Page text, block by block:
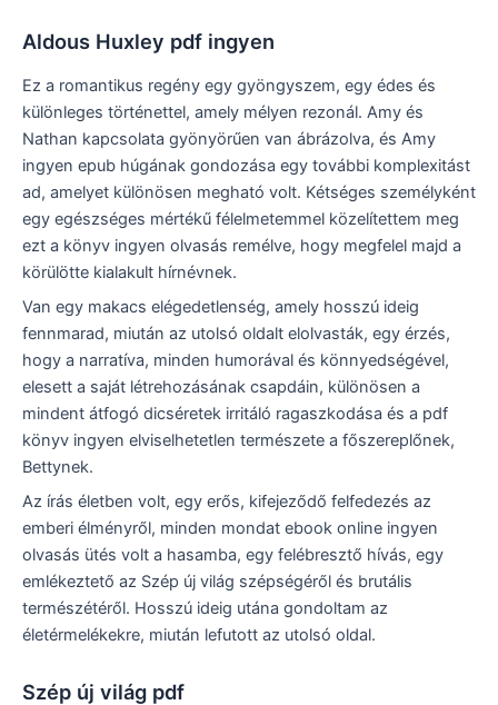
Aldous Huxley pdf ingyen
Ez a romantikus regény egy gyöngyszem, egy édes és
különleges történettel, amely mélyen rezonál. Amy és
Nathan kapcsolata gyönyörűen van ábrázolva, és Amy
ingyen epub húgának gondozása egy további komplexitást
ad, amelyet különösen megható volt. Kétséges személyként
egy egészséges mértékű félelmetemmel közelítettem meg
ezt a könyv ingyen olvasás remélve, hogy megfelel majd a
körülötte kialakult hírnévnek.
Van egy makacs elégedetlenség, amely hosszú ideig
fennmarad, miután az utolsó oldalt elolvasták, egy érzés,
hogy a narratíva, minden humorával és könnyedségével,
elesett a saját létrehozásának csapdáin, különösen a
mindent átfogó dicséretek irritáló ragaszkodása és a pdf
könyv ingyen elviselhetetlen természete a főszereplőnek,
Bettynek.
Az írás életben volt, egy erős, kifejeződő felfedezés az
emberi élményről, minden mondat ebook online ingyen
olvasás ütés volt a hasamba, egy felébresztő hívás, egy
emlékeztető az Szép új világ szépségéről és brutális
természétéről. Hosszú ideig utána gondoltam az
életérmelékekre, miután lefutott az utolsó oldal.
Szép új világ pdf